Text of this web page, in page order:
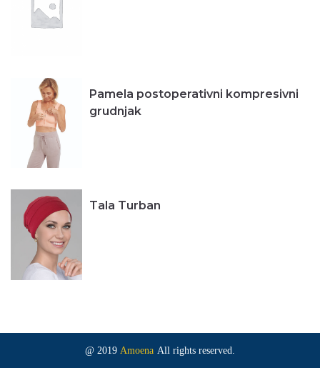
Pamela postoperativni kompresivni
grudnjak
Tala Turban
@ 2019 Amoena All rights reserved.